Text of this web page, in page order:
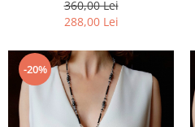
360,00 Lei
288,00 Lei
-20%